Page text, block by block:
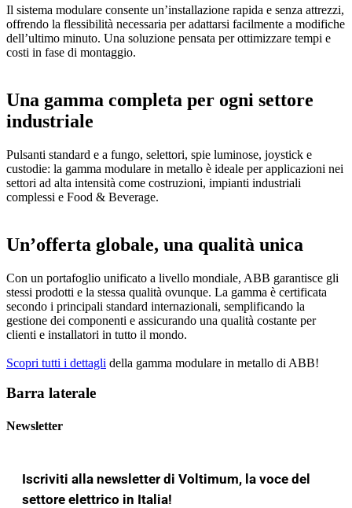
Il sistema modulare consente un’installazione rapida e senza attrezzi,
offrendo la flessibilità necessaria per adattarsi facilmente a modifiche
dell’ultimo minuto. Una soluzione pensata per ottimizzare tempi e
costi in fase di montaggio.
Una gamma completa per ogni settore
industriale
Pulsanti standard e a fungo, selettori, spie luminose, joystick e
custodie: la gamma modulare in metallo è ideale per applicazioni nei
settori ad alta intensità come costruzioni, impianti industriali
complessi e Food & Beverage.
Un’offerta globale, una qualità unica
Con un portafoglio unificato a livello mondiale, ABB garantisce gli
stessi prodotti e la stessa qualità ovunque. La gamma è certificata
secondo i principali standard internazionali, semplificando la
gestione dei componenti e assicurando una qualità costante per
clienti e installatori in tutto il mondo.
Scopri tutti i dettagli della gamma modulare in metallo di ABB!
Barra laterale
Newsletter
Iscriviti alla newsletter di Voltimum, la voce del
settore elettrico in Italia!